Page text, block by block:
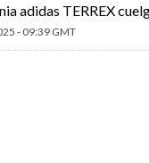
adidas TERREX
- 09:39 GMT